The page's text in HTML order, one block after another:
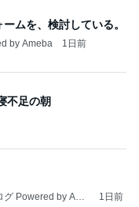
ムを、検討している。
by Ameba 1日前
不足の朝
Powered by Ame
1日前